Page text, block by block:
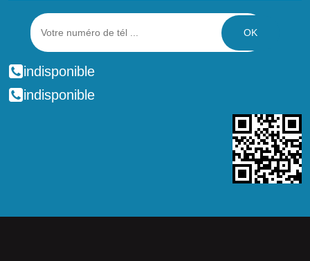
indisponible
indisponible